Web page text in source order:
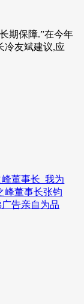
期保障.”在今年
冷友斌建议,应
峰董事长_我为
峰董事长张钧
告亲自为品